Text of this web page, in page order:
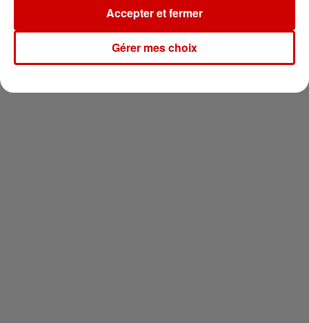
Newsletter
Gérer mes choix
Accepter et fermer